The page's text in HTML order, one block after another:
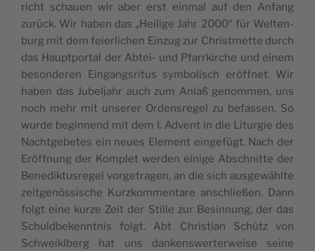
ric­ht scha­u­en wir aber erst ein­mal auf den Anfang
zurück. Wir haben das „Hei­l­ige Jahr 2000“ für Wel­ten­
burg mit dem fei­er­lic­hen Ein­zug zur Chri­st­met­te durch
das Hau­pt­por­tal der Abtei- und Pfa­rr­kirc­he und einem
beson­de­ren Ein­gang­s­ri­tus sym­bo­li­sch eröffnet. Wir
haben das Jubel­ja­hr auch zum Anlaß genom­men, uns
noch mehr mit unse­rer Orden­s­re­gel zu befas­sen. So
wur­de begin­nend mit dem I. Advent in die Litur­gie des
Nac­ht­ge­be­tes ein neu­es Ele­ment ein­ge­fügt. Nach der
Eröffnung der Kom­plet wer­den ein­ige Absc­hnit­te der
Bene­dik­tu­s­re­gel vor­ge­tra­gen, an die sich aus­ge­wähl­te
zeit­ge­nös­si­sc­he Kurz­kom­men­t­are ansc­hli­e­ßen. Dann
folgt eine kur­ze Zeit der Stil­le zur Besin­nung, der das
Schuld­be­kennt­nis folgt. Abt Chri­s­ti­an Schütz von
Schwe­i­kl­berg hat uns dan­ken­swer­te­rwe­i­se sei­ne